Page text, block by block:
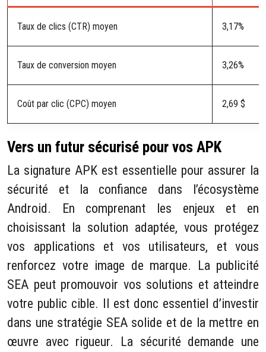
Taux de clics (CTR) moyen 3,17%
Taux de conversion moyen 3,26%
Coût par clic (CPC) moyen 2,69 $
Vers un futur sécurisé pour vos APK
La signature APK est essentielle pour assurer la
sécurité et la confiance dans l’écosystème
Android. En comprenant les enjeux et en
choisissant la solution adaptée, vous protégez
vos applications et vos utilisateurs, et vous
renforcez votre image de marque. La publicité
SEA peut promouvoir vos solutions et atteindre
votre public cible. Il est donc essentiel d’investir
dans une stratégie SEA solide et de la mettre en
œuvre avec rigueur. La sécurité demande une